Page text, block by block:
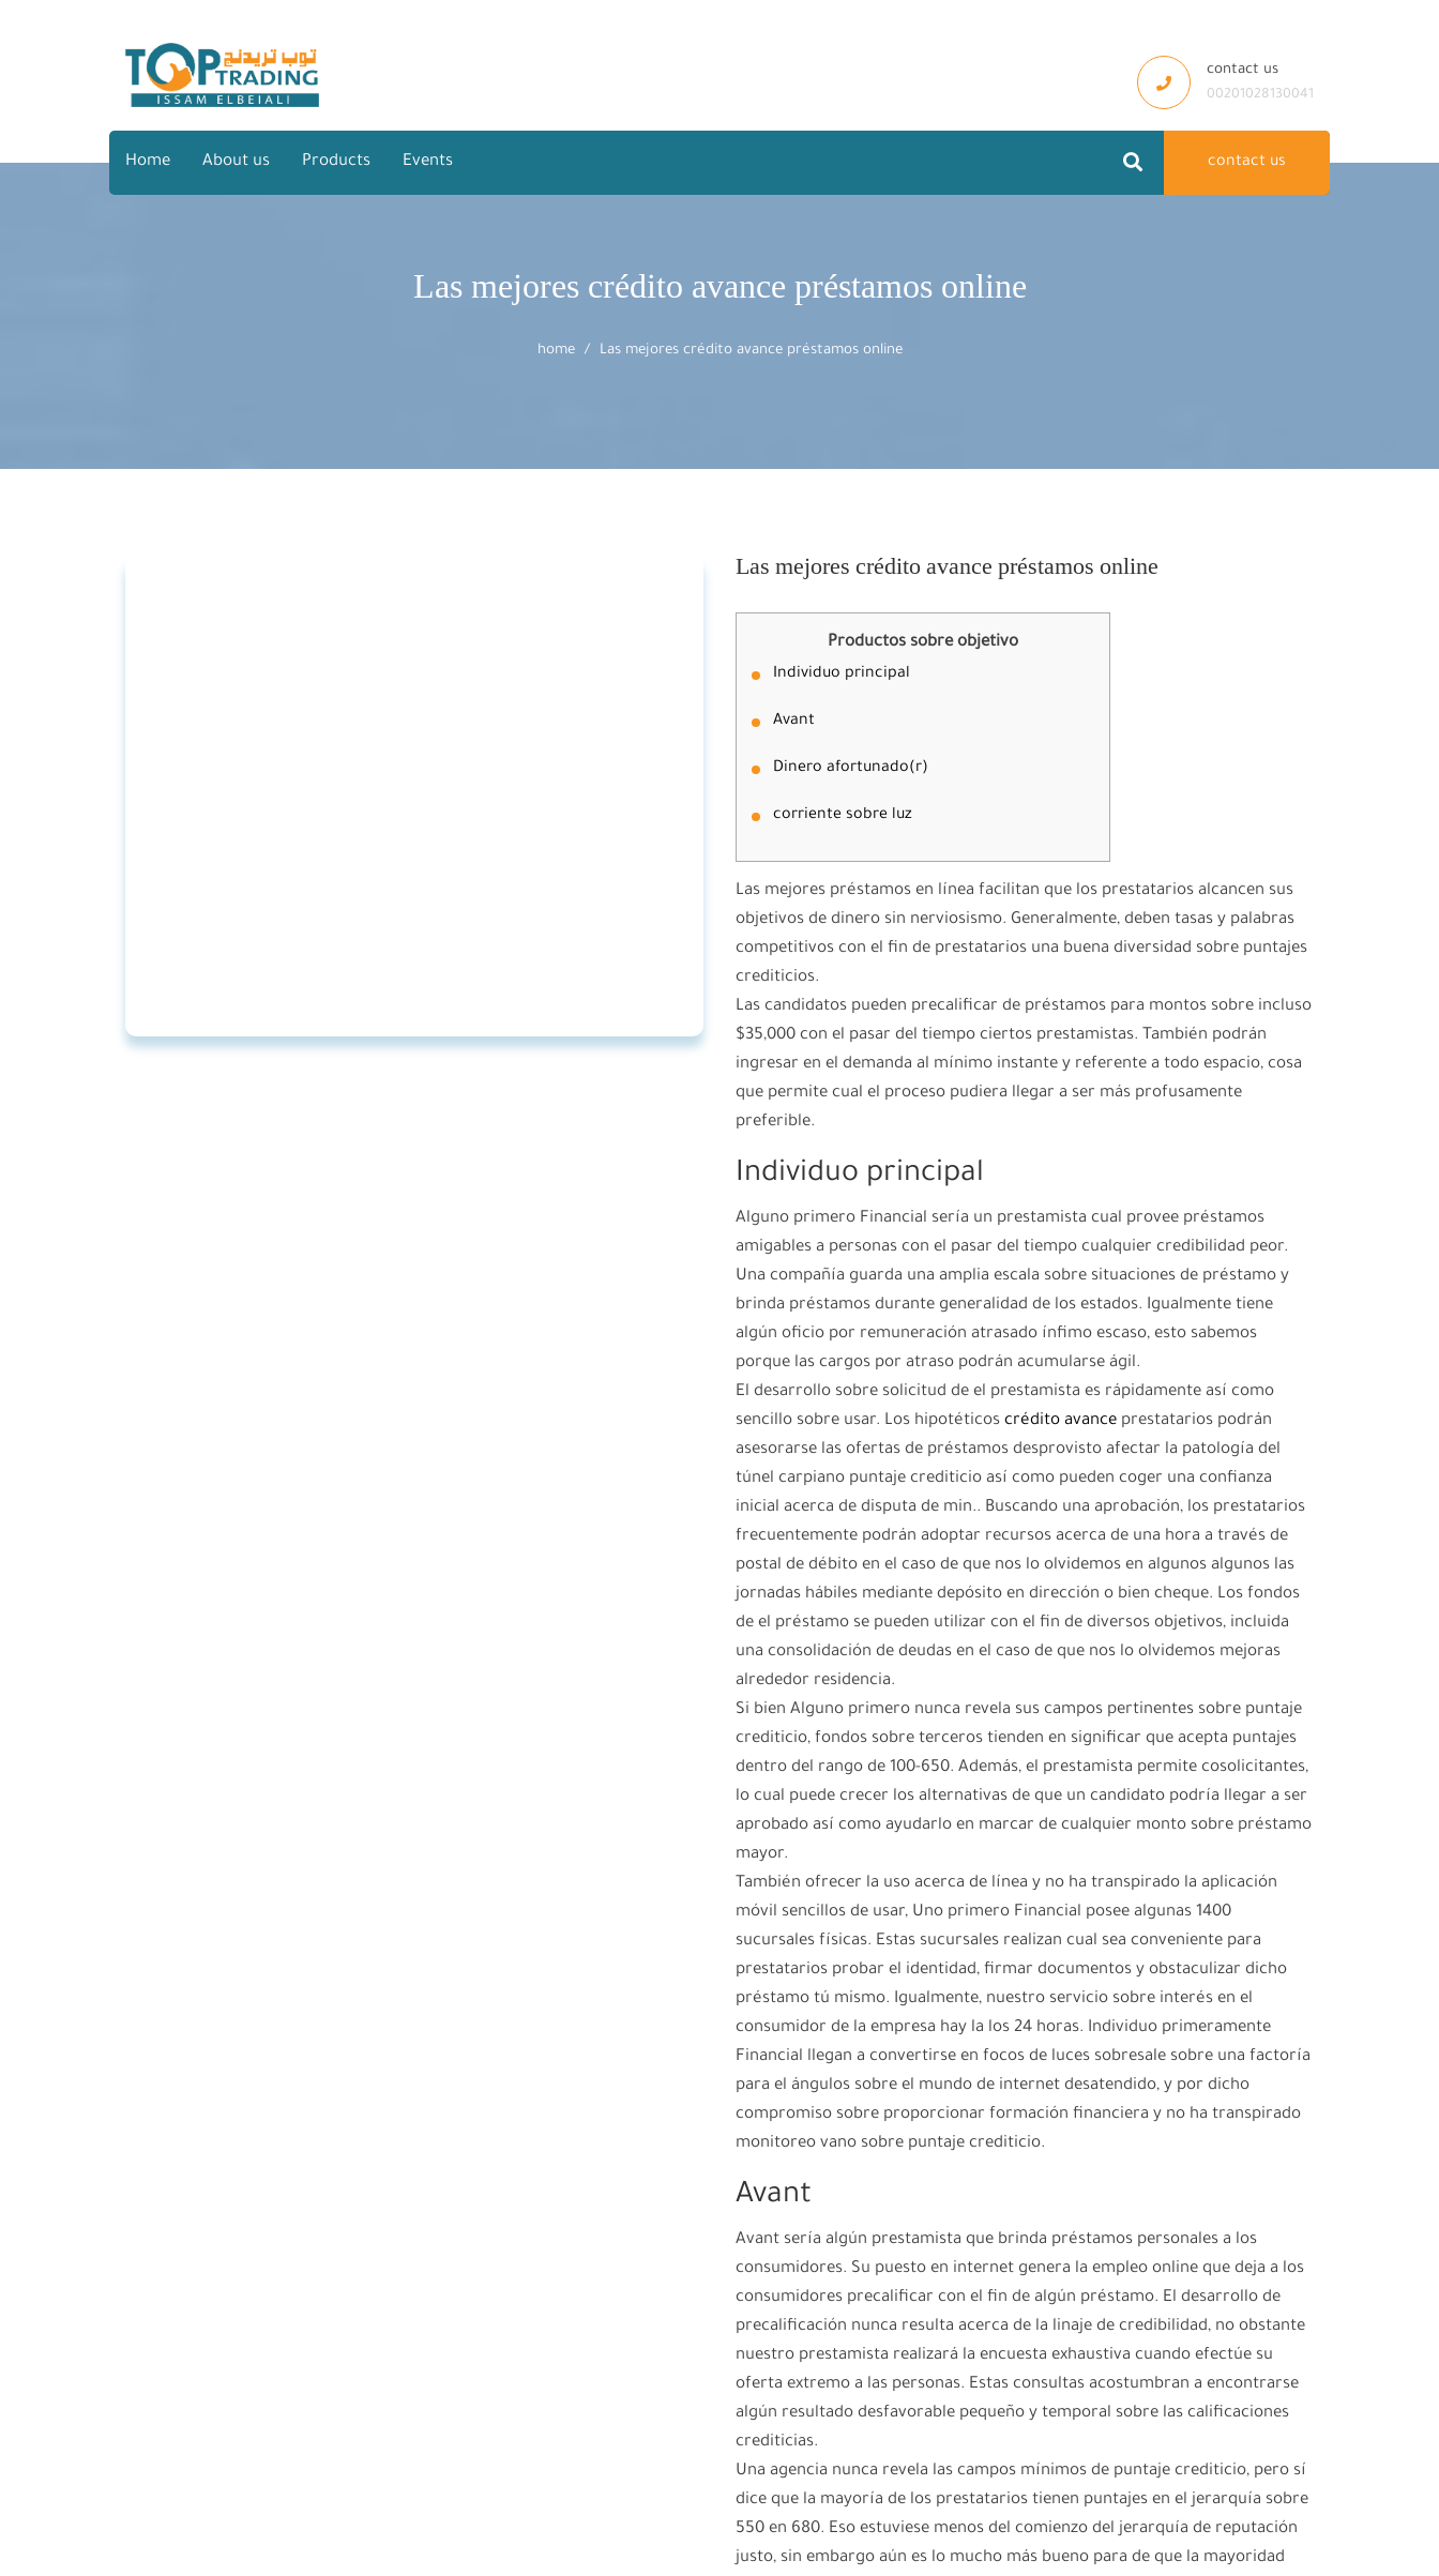
contact us
00201028130041
Home About us Products Events contact us
Las mejores crédito avance préstamos online
home Las mejores crédito avance préstamos online
Las mejores crédito avance préstamos online
Productos sobre objetivo
Individuo principal
Avant
Dinero afortunado(r)
corriente sobre luz
Las mejores préstamos en línea facilitan que los prestatarios alcancen sus
objetivos de dinero sin nerviosismo. Generalmente, deben tasas y palabras
competitivos con el fin de prestatarios una buena diversidad sobre puntajes
crediticios.
Las candidatos pueden precalificar de préstamos para montos sobre incluso
$35,000 con el pasar del tiempo ciertos prestamistas. También podrán
ingresar en el demanda al mí­nimo instante y referente a todo espacio, cosa
que permite cual el proceso pudiera llegar a ser más profusamente
preferible.
Individuo principal
Alguno primero Financial serí­a un prestamista cual provee préstamos
amigables a personas con el pasar del tiempo cualquier credibilidad peor.
Una compañía guarda una amplia escala sobre situaciones de préstamo y
brinda préstamos durante generalidad de los estados. Igualmente tiene
algún oficio por remuneración atrasado ínfimo escaso, esto sabemos
porque las cargos por atraso podrán acumularse ágil.
El desarrollo sobre solicitud de el prestamista es rápidamente así­ como
sencillo sobre usar. Los hipotéticos crédito avance prestatarios podrán
asesorarse las ofertas de préstamos desprovisto afectar la patologí­a del
túnel carpiano puntaje crediticio así­ como pueden coger una confianza
inicial acerca de disputa de min.. Buscando una aprobación, los prestatarios
frecuentemente podrán adoptar recursos acerca de una hora a través de
postal de débito en el caso de que nos lo olvidemos en algunos algunos las
jornadas hábiles mediante depósito en dirección o bien cheque. Los fondos
de el préstamo se pueden utilizar con el fin de diversos objetivos, incluida
una consolidación de deudas en el caso de que nos lo olvidemos mejoras
alrededor residencia.
Si bien Alguno primero nunca revela sus campos pertinentes sobre puntaje
crediticio, fondos sobre terceros tienden en significar que acepta puntajes
dentro del rango de 100-650. Además, el prestamista permite cosolicitantes,
lo cual puede crecer los alternativas de que un candidato podrí­a llegar a ser
aprobado así­ como ayudarlo en marcar de cualquier monto sobre préstamo
mayor.
También ofrecer la uso acerca de línea y no ha transpirado la aplicación
móvil sencillos de usar, Uno primero Financial posee algunas 1400
sucursales físicas. Estas sucursales realizan cual sea conveniente para
prestatarios probar el identidad, firmar documentos y obstaculizar dicho
préstamo tú mismo. Igualmente, nuestro servicio sobre interés en el
consumidor de la empresa hay la los 24 horas. Individuo primeramente
Financial llegan a convertirse en focos de luces sobresale sobre una factoría
para el ángulos sobre el mundo de internet desatendido, y por dicho
compromiso sobre proporcionar formación financiera y no ha transpirado
monitoreo vano sobre puntaje crediticio.
Avant
Avant serí­a algún prestamista que brinda préstamos personales a los
consumidores. Su puesto en internet genera la empleo online que deja a los
consumidores precalificar con el fin de algún préstamo. El desarrollo de
precalificación nunca resulta acerca de la linaje de credibilidad, no obstante
nuestro prestamista realizará la encuesta exhaustiva cuando efectúe su
oferta extremo a las personas. Estas consultas acostumbran a encontrarse
algún resultado desfavorable pequeño y temporal sobre las calificaciones
crediticias.
Una agencia nunca revela las campos mínimos de puntaje crediticio, pero sí
dice que la mayoría de los prestatarios tienen puntajes en el jerarquía sobre
550 en 680. Eso estuviese menos del comienzo del jerarquía de reputación
justo, sin embargo aún es lo mucho más bueno para de que la mayoridad